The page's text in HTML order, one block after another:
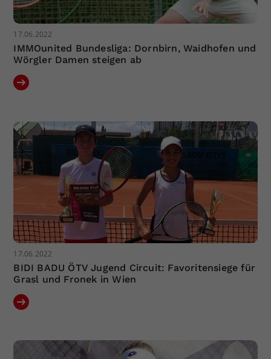
17.06.2022
IMMOunited Bundesliga: Dornbirn, Waidhofen und
Wörgler Damen steigen ab
17.06.2022
BIDI BADU ÖTV Jugend Circuit: Favoritensiege für
Grasl und Fronek in Wien